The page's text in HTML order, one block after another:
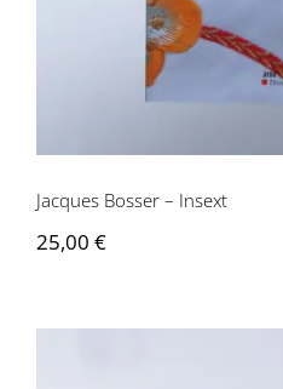
Jacques Bosser – Insext
25,00 €